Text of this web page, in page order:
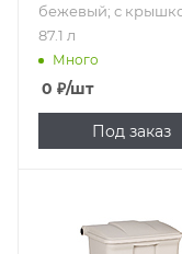
бежевый; с
87.1 л
Много
0 ₽/шт
Под заказ
полипропилен;
бежевый; с